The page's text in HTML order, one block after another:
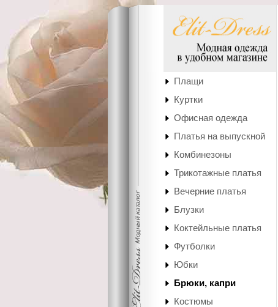
Плащи
Куртки
Офисная одежда
Платья на выпускной
Комбинезоны
Трикотажные платья
Вечерние платья
Блузки
Коктейльные платья
Футболки
Юбки
Брюки, капри
Костюмы